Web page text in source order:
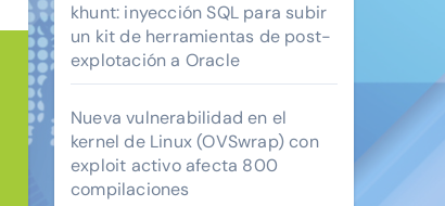
khunt: inyección SQL para subir
un kit de herramientas de post-
explotación a Oracle
Nueva vulnerabilidad en el
kernel de Linux (OVSwrap) con
exploit activo afecta 800
compilaciones